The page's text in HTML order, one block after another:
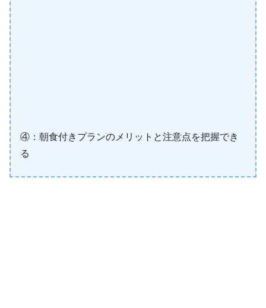
④：朝食付きプランのメリットと注意点を把握でき
る